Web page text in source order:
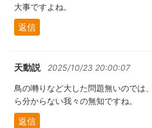
大事ですよね。
返信
天動説 2025/10/23 20:00:07
鳥の囀りなど大した問題無いのでは
ら分からない我々の無知ですね。
返信